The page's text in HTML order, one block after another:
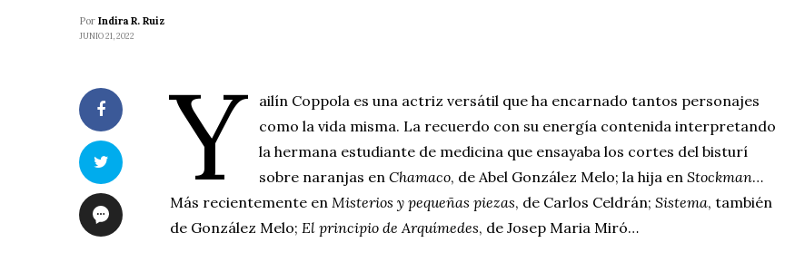
Por Indira R. Ruiz
JUNIO 21, 2022
Y
ailín Coppola es una actriz versátil que ha encarnado tantos personajes
como la vida misma. La recuerdo con su energía contenida interpretando
la hermana estudiante de medicina que ensayaba los cortes del bisturí
sobre naranjas enChamaco, de Abel González Melo; la hija enStockman…
Más recientemente en Misterios y pequeñas piezas, de Carlos Celdrán; Sistema, también
de González Melo; El principio de Arquímedes, de Josep Maria Miró…